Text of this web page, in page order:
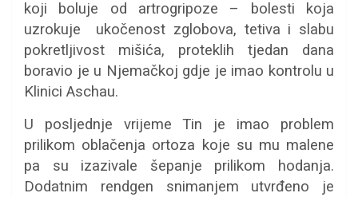
koji boluje od artrogripoze – bolesti koja
uzrokuje ukočenost zglobova, tetiva i slabu
pokretljivost mišića, proteklih tjedan dana
boravio je u Njemačkoj gdje je imao kontrolu u
Klinici Aschau.
U posljednje vrijeme Tin je imao problem
prilikom oblačenja ortoza koje su mu malene
pa su izazivale šepanje prilikom hodanja.
Dodatnim rendgen snimanjem utvrđeno je